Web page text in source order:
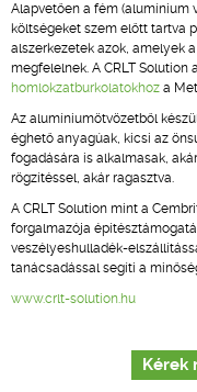
Alapvetően a fém (alumínium
költségeket szem előtt tartva
alszerkezetek azok, amelyek
megfelelnek. A CRLT
homlokzatburkolatokhoz a
Az alumíniumötvözetből
éghető anyagúak, kicsi az
fogadására is alkalmasak,
rögzítéssel, akár ragasztva.
A CRLT Solution mint a
forgalmazója
veszélyeshulladék-
tanácsadással segíti a
www.crlt-solution.hu
Kérek